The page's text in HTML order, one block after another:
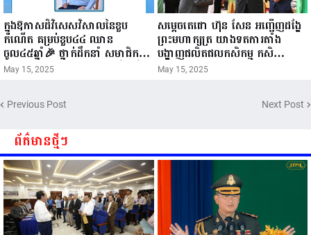
ក្នុងឱកាសដ៏វិសេសវិសាលនៃខួប
កំណើត គម្រប់ខួប៤៤ ឈាន
ចូល៤៥ឆ្នាំ🎉 ថ្នាក់ដឹកនាំ សមាជិក
សមាជិកា នៃក្រុមគ្រួសារកម្មវិធីអាជីវ
ជូនពរ ជូនចំពោះ ឯកឧត្តម សាយ
សំអាល់ ប្រធានសហភាពសហព័ន្ធ
បាននូវ សុខភាពល្អបរិបូរណ៍
កម្លាំងមាំមួន បញ្ញាញាណវាងវៃ
អាយុយឺនយូរ ...
May 15, 2025
សម្តេចតេជោ ហ៊ុន សែន អញ្ជើញដង្ហែ
ព្រះមហាក្សត្រ យាងទតការតាំង
បង្ហាញផលិតផលកសិកម្ម កសិ
ឧស្សាហកម្ម និងសិប្បកម្ម ក្នុងព្រះរាជ
May 15, 2025
Previous Post Next Post
ព័ត៌មានថ្មីៗ